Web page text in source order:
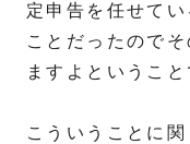
定申告を任せて
ことだったので
ますよというこ
こういうことに